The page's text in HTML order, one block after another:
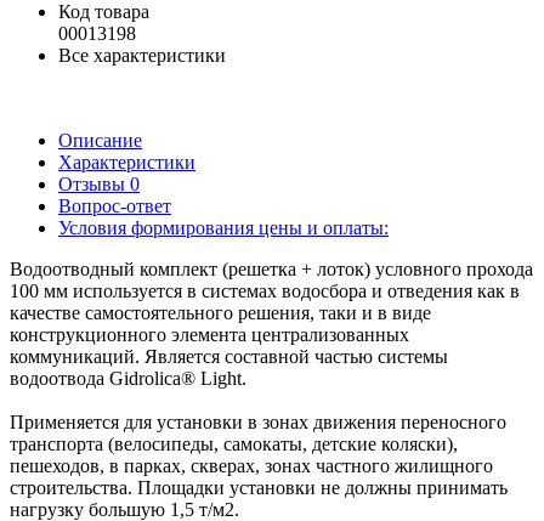
Код товара
00013198
Все характеристики
Описание
Характеристики
Отзывы 0
Вопрос-ответ
Условия формирования цены и оплаты:
Водоотводный комплект (решетка + лоток) условного прохода
100 мм используется в системах водосбора и отведения как в
качестве самостоятельного решения, таки и в виде
конструкционного элемента централизованных
коммуникаций. Является составной частью системы
водоотвода Gidrolica® Light.
Применяется для установки в зонах движения переносного
транспорта (велосипеды, самокаты, детские коляски),
пешеходов, в парках, скверах, зонах частного жилищного
строительства. Площадки установки не должны принимать
нагрузку большую 1,5 т/м2.